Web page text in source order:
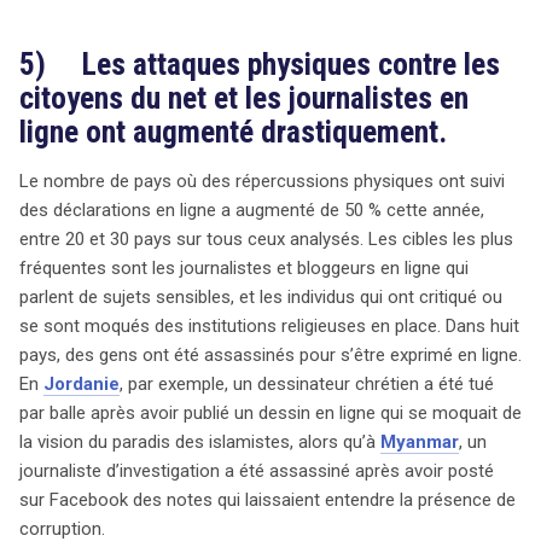
5) Les attaques physiques contre les
citoyens du net et les journalistes en
ligne ont augmenté drastiquement.
Le nombre de pays où des répercussions physiques ont suivi
des déclarations en ligne a augmenté de 50 % cette année,
entre 20 et 30 pays sur tous ceux analysés. Les cibles les plus
fréquentes sont les journalistes et bloggeurs en ligne qui
parlent de sujets sensibles, et les individus qui ont critiqué ou
se sont moqués des institutions religieuses en place. Dans huit
pays, des gens ont été assassinés pour s’être exprimé en ligne.
En Jordanie, par exemple, un dessinateur chrétien a été tué
par balle après avoir publié un dessin en ligne qui se moquait de
la vision du paradis des islamistes, alors qu’à Myanmar, un
journaliste d’investigation a été assassiné après avoir posté
sur Facebook des notes qui laissaient entendre la présence de
corruption.